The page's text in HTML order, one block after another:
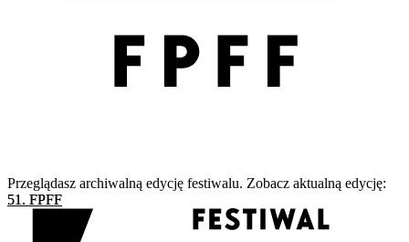
Przeglądasz archiwalną edycję festiwalu. Zobacz aktualną edycję:
51. FPFF